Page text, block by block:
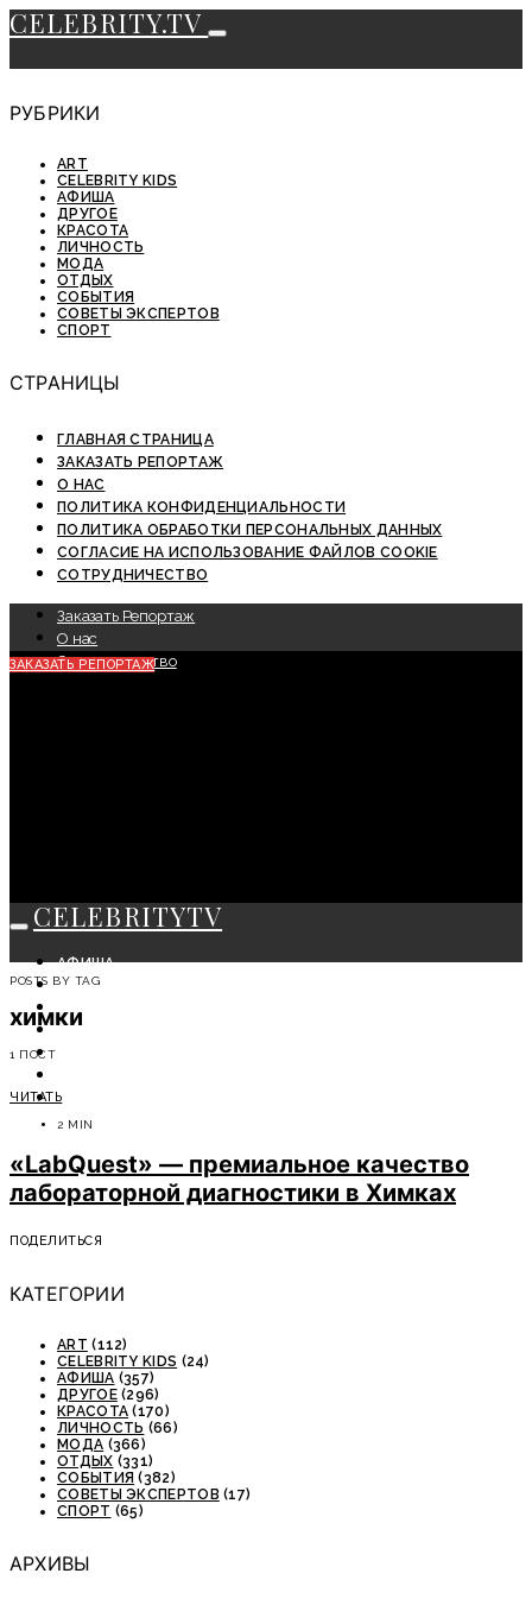
CELEBRITY.TV
РУБРИКИ
ART
CELEBRITY KIDS
АФИША
ДРУГОЕ
КРАСОТА
ЛИЧНОСТЬ
МОДА
ОТДЫХ
СОБЫТИЯ
СОВЕТЫ ЭКСПЕРТОВ
СПОРТ
СТРАНИЦЫ
ГЛАВНАЯ СТРАНИЦА
ЗАКАЗАТЬ РЕПОРТАЖ
О НАС
ПОЛИТИКА КОНФИДЕНЦИАЛЬНОСТИ
ПОЛИТИКА ОБРАБОТКИ ПЕРСОНАЛЬНЫХ ДАННЫХ
СОГЛАСИЕ НА ИСПОЛЬЗОВАНИЕ ФАЙЛОВ COOKIE
СОТРУДНИЧЕСТВО
Заказать Репортаж
О нас
Сотрудничество
ЗАКАЗАТЬ РЕПОРТАЖ
CELEBRITYTV
АФИША
СОБЫТИЯ
КРАСОТА
МОДА
СОВЕТЫ ЭКСПЕРТОВ
POSTS BY TAG
химки
1 ПОСТ
ЧИТАТЬ
2 MIN
«LabQuest» — премиальное качество
лабораторной диагностики в Химках
ПОДЕЛИТЬСЯ
КАТЕГОРИИ
ART (112)
CELEBRITY KIDS (24)
АФИША (357)
ДРУГОЕ(296)
КРАСОТА (170)
ЛИЧНОСТЬ (66)
МОДА (366)
ОТДЫХ (331)
СОБЫТИЯ (382)
СОВЕТЫ ЭКСПЕРТОВ (17)
СПОРТ (65)
АРХИВЫ